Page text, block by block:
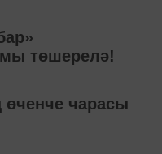
төшерелә!
чарасы